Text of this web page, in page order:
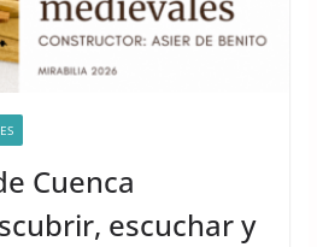
Cuenca
escuchar y